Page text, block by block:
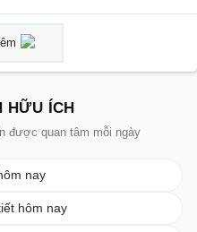
HỮU ÍCH
được quan tâm mỗi ngày
nay
hôm nay